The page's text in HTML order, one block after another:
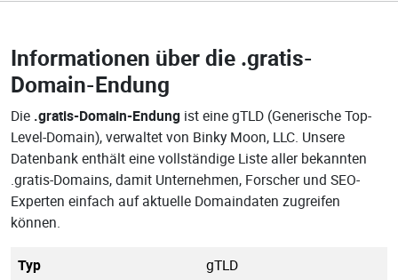
Informationen über die .gratis-
Domain-Endung
Die .gratis-Domain-Endung ist eine gTLD (Generische Top-
Level-Domain), verwaltet von Binky Moon, LLC. Unsere
Datenbank enthält eine vollständige Liste aller bekannten
.gratis-Domains, damit Unternehmen, Forscher und SEO-
Experten einfach auf aktuelle Domaindaten zugreifen
können.
Typ
gTLD